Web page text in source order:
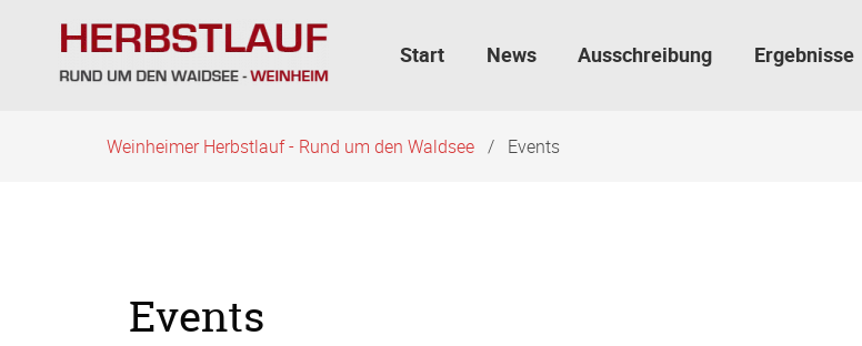
überspringen
Start News Ausschreibung Ergebnisse
Weinheimer Herbstlauf - Rund um den Waldsee Events
Events